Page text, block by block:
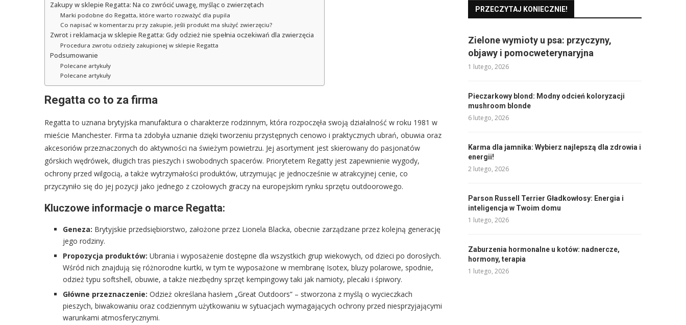
Zakupy w sklepie Regatta: Na co zwrócić uwagę, myśląc o zwierzętach
Marki podobne do Regatta, które warto rozważyć dla pupila
Co napisać w komentarzu przy zakupie, jeśli produkt ma służyć zwierzęciu?
Zwrot i reklamacja w sklepie Regatta: Gdy odzież nie spełnia oczekiwań dla zwierzęcia
Procedura zwrotu odzieży zakupionej w sklepie Regatta
Podsumowanie
Polecane artykuły
Polecane artykuły
Regatta co to za firma
Regatta to uznana brytyjska manufaktura o charakterze rodzinnym, która rozpoczęła swoją działalność w roku 1981 w
mieście Manchester. Firma ta zdobyła uznanie dzięki tworzeniu przystępnych cenowo i praktycznych ubrań, obuwia oraz
akcesoriów przeznaczonych do aktywności na świeżym powietrzu. Jej asortyment jest skierowany do pasjonatów
górskich wędrówek, długich tras pieszych i swobodnych spacerów. Priorytetem Regatty jest zapewnienie wygody,
ochrony przed wilgocią, a także wytrzymałości produktów, utrzymując je jednocześnie w atrakcyjnej cenie, co
przyczyniło się do jej pozycji jako jednego z czołowych graczy na europejskim rynku sprzętu outdoorowego.
Kluczowe informacje o marce Regatta:
Geneza: Brytyjskie przedsiębiorstwo, założone przez Lionela Blacka, obecnie zarządzane przez kolejną generację
jego rodziny.
Propozycja produktów: Ubrania i wyposażenie dostępne dla wszystkich grup wiekowych, od dzieci po dorosłych.
Wśród nich znajdują się różnorodne kurtki, w tym te wyposażone w membranę Isotex, bluzy polarowe, spodnie,
odzież typu softshell, obuwie, a także niezbędny sprzęt kempingowy taki jak namioty, plecaki i śpiwory.
Główne przeznaczenie: Odzież określana hasłem „Great Outdoors” – stworzona z myślą o wycieczkach
pieszych, biwakowaniu oraz codziennym użytkowaniu w sytuacjach wymagających ochrony przed niesprzyjającymi
warunkami atmosferycznymi.
PRZECZYTAJ KONIECZNIE!
Zielone wymioty u psa: przyczyny,
objawy i pomocweterynaryjna
1 lutego, 2026
Pieczarkowy blond: Modny odcień koloryzacji
mushroom blonde
6 lutego, 2026
Karma dla jamnika: Wybierz najlepszą dla zdrowia i
energii!
2 lutego, 2026
Parson Russell Terrier Gładkowłosy: Energia i
inteligencja w Twoim domu
1 lutego, 2026
Zaburzenia hormonalne u kotów: nadnercze,
hormony, terapia
1 lutego, 2026